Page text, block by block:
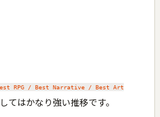
RPG / Best Narrative / Best Art
てはかなり強い推移です。